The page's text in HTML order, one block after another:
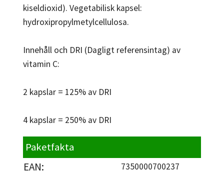
kiseldioxid). Vegetabilisk kapsel:
hydroxipropylmetylcellulosa.
Innehåll och DRI (Dagligt referensintag) av
vitamin C:
2 kapslar = 125% av DRI
4 kapslar = 250% av DRI
Paketfakta
EAN: 7350000700237